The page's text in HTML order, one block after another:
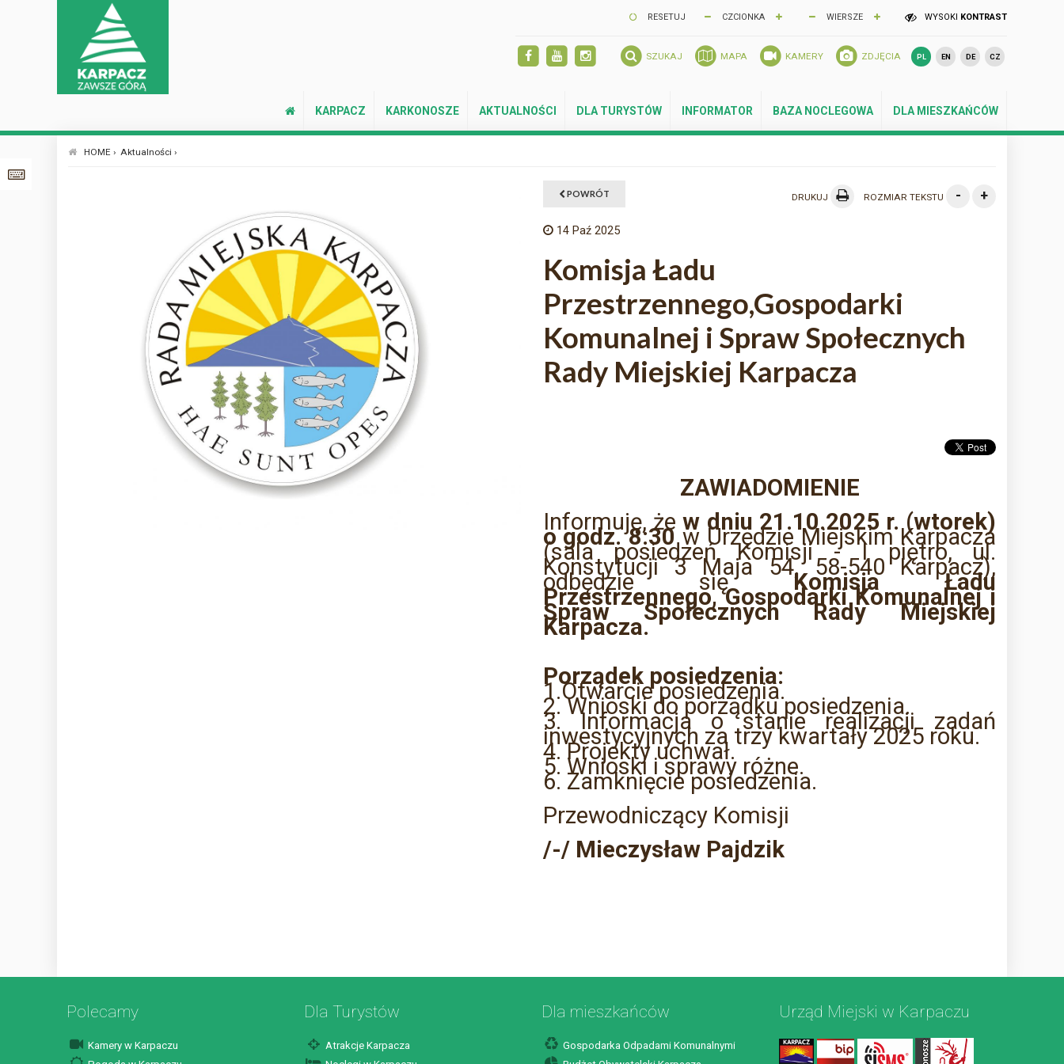
RESETUJ CZCIONKA WIERSZE WYSOKI KONTRAST
SZUKAJ MAPA KAMERY ZDJĘCIA PL EN DE CZ
KARPACZ KARKONOSZE AKTUALNOŚCI DLA TURYSTÓW INFORMATOR BAZA NOCLEGOWA DLA MIESZKAŃCÓW
HOME › Aktualności ›
POWRÓT DRUKUJ ROZMIAR TEKSTU - +
14 Paź 2025
Komisja Ładu
Przestrzennego,Gospodarki
Komunalnej i Spraw Społecznych
Rady Miejskiej Karpacza
ZAWIADOMIENIE
Informuję, żew dniu 21.10.2025 r. (wtorek)
o godz. 8:30w Urzędzie Miejskim Karpacza
(sala posiedzeń Komisji - I piętro, ul.
Konstytucji 3 Maja 54, 58-540 Karpacz),
odbędzie sięKomisja Ładu
Przestrzennego, Gospodarki Komunalnej i
Spraw Społecznych Rady Miejskiej
Karpacza.
Porządek posiedzenia:
1.Otwarcie posiedzenia.
2. Wnioski do porządku posiedzenia.
3. Informacja o stanie realizacji zadań
inwestycyjnych za trzy kwartały 2025 roku.
4. Projekty uchwał.
5. Wnioski i sprawy różne.
6. Zamknięcie posiedzenia.
Przewodniczący Komisji
/-/ Mieczysław Pajdzik
Polecamy
Kamery w Karpaczu
Dla Turystów
Atrakcje Karpacza
Dla mieszkańców
Gospodarka Odpadami Komunalnymi
Urząd Miejski w Karpaczu